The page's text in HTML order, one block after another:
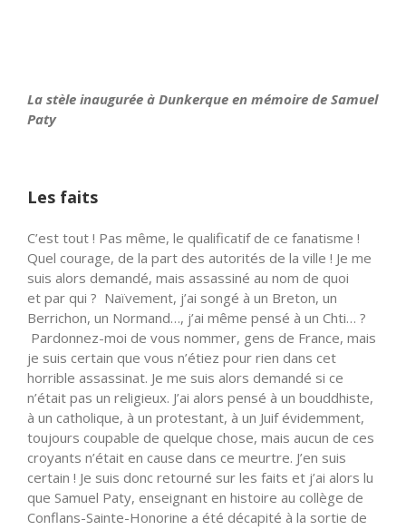
La stèle inaugurée à Dunkerque en mémoire de Samuel
Paty
Les faits
C’est tout ! Pas même, le qualificatif de ce fanatisme !
Quel courage, de la part des autorités de la ville ! Je me
suis alors demandé, mais assassiné au nom de quoi
et par qui ? Naïvement, j’ai songé à un Breton, un
Berrichon, un Normand…, j’ai même pensé à un Chti… ?
Pardonnez-moi de vous nommer, gens de France, mais
je suis certain que vous n’étiez pour rien dans cet
horrible assassinat. Je me suis alors demandé si ce
n’était pas un religieux. J’ai alors pensé à un bouddhiste,
à un catholique, à un protestant, à un Juif évidemment,
toujours coupable de quelque chose, mais aucun de ces
croyants n’était en cause dans ce meurtre. J’en suis
certain ! Je suis donc retourné sur les faits et j’ai alors lu
que Samuel Paty, enseignant en histoire au collège de
Conflans-Sainte-Honorine a été décapité à la sortie de